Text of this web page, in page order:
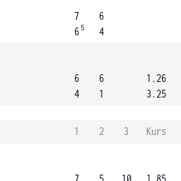
7
6 5
6
4
6
4
6
1
1.26
3.25
1 2 3
Kurs
7
5
10
1.85